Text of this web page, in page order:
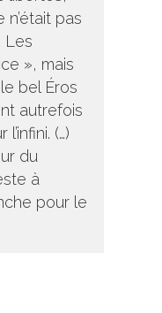
pas
Les
», mais
bel Éros
autrefois
(…)
du
à
pour le